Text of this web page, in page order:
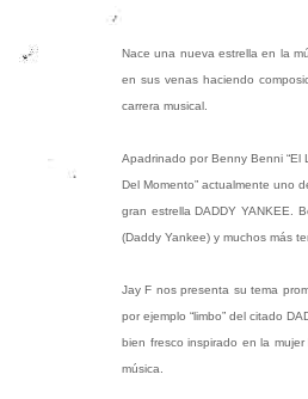
Nace una nueva estrella en la
en sus venas haciendo
carrera musical.
Apadrinado por Benny Benni “El
Del Momento” actualmente uno
gran estrella DADDY YANKEE.
(Daddy Yankee) y muchos más
Jay F nos presenta su tema
por ejemplo “limbo” del citado
bien fresco inspirado en la
música.